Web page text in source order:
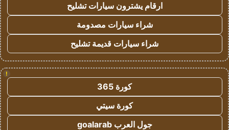
ارقام يشترون سيارات تشليح
شراء سيارات مصدومة
شراء سيارات قديمة تشليح
!
كورة 365
كورة سيتي
جول العرب goalarab